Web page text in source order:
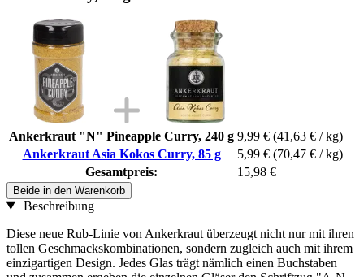
Ankerkraut "N" Pineapple Curry, 240 g 9,99 € (41,63 € / kg)
Ankerkraut Asia Kokos Curry, 85 g
5,99 € (70,47 € / kg)
Gesamtpreis:
15,98 €
Beide in den Warenkorb
Beschreibung
Diese neue Rub-Linie von Ankerkraut überzeugt nicht nur mit ihren
tollen Geschmackskombinationen, sondern zugleich auch mit ihrem
einzigartigen Design. Jedes Glas trägt nämlich einen Buchstaben